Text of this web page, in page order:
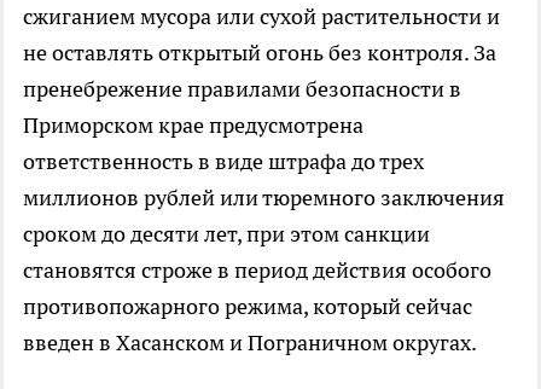
сжиганием мусора или сухой растительности и
не оставлять открытый огонь без контроля. За
пренебрежение правилами безопасности в
Приморском крае предусмотрена
ответственность в виде штрафа до трех
миллионов рублей или тюремного заключения
сроком до десяти лет, при этом санкции
становятся строже в период действия особого
противопожарного режима, который сейчас
введен в Хасанском и Пограничном округах.